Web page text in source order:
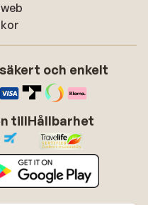
och enkelt
tillHållbarhet